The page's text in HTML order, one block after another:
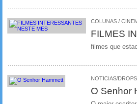
COLUNAS /
FILMES
filmes que
NOTICIAS/
O Senhor